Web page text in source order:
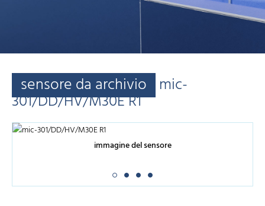
sensore da archivio mic-
301/DD/HV/M30E R1
immagine del sensore